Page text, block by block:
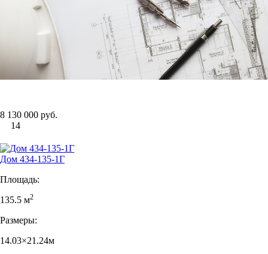
8 130 000 руб.
14
Дом 434-135-1Г
Площадь:
135.5 м2
Размеры:
14.03×21.24м